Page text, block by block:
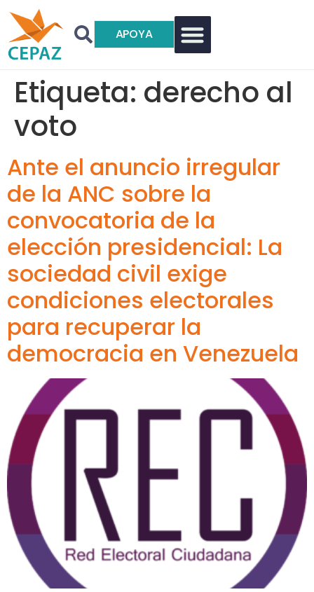
APOYA
Etiqueta: derecho al
voto
Ante el anuncio irregular
de la ANC sobre la
convocatoria de la
elección presidencial: La
sociedad civil exige
condiciones electorales
para recuperar la
democracia en Venezuela